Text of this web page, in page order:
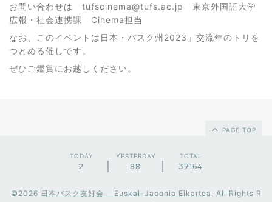
お問い合わせは tufscinema@tufs.ac.jp 東京外国語大学
広報・社会連携課 Cinema担当
なお、このイベントは日本・バスク州2023」交流年のトリを
つとめる催しです。
ぜひご鑑賞にお越しください。
PAGE TOP
TODAY
2
YESTERDAY
88
TOTAL
37164
©2026 日本バスク友好会 Euskal-Japonia Elkartea . All Rights R